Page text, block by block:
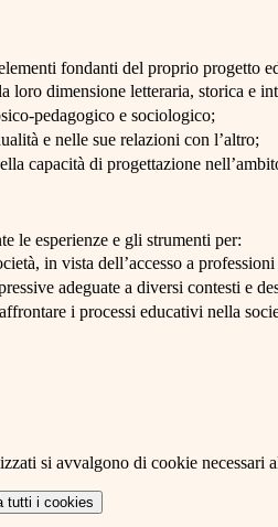
fondanti del proprio progetto
loro dimensione letteraria, storica e
pedagogico e sociologico;
e nelle sue relazioni con l’altro;
capacità di progettazione
le esperienze e gli strumenti per:
in vista dell’accesso a
adeguate a diversi contesti e
i processi educativi nella
si avvalgono di cookie
tutti i cookies